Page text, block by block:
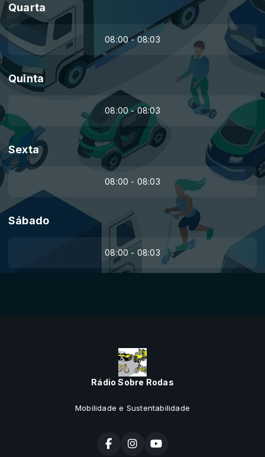
Quarta
08:00 - 08:03
Quinta
08:00 - 08:03
Sexta
08:00 - 08:03
Sábado
08:00 - 08:03
Rádio Sobre Rodas
Mobilidade e Sustentabilidade